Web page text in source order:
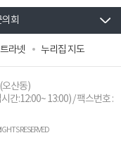
회
라넷 누리집 지도
오산동)
간:12:00~ 13:00) / 팩스번호 :
RESERVED